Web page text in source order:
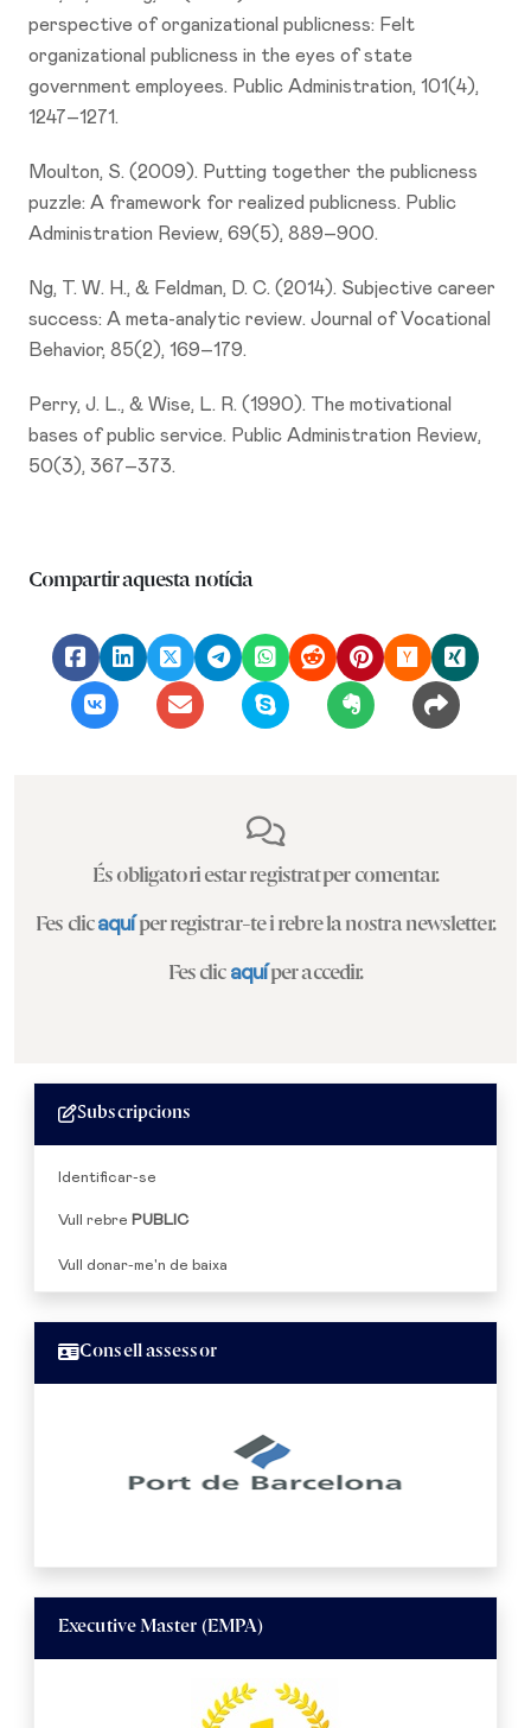
perspective of organizational publicness: Felt
organizational publicness in the eyes of state
government employees. Public Administration, 101(4),
1247–1271.
Moulton, S. (2009). Putting together the publicness
puzzle: A framework for realized publicness. Public
Administration Review, 69(5), 889–900.
Ng, T. W. H., & Feldman, D. C. (2014). Subjective career
success: A meta-analytic review. Journal of Vocational
Behavior, 85(2), 169–179.
Perry, J. L., & Wise, L. R. (1990). The motivational
bases of public service. Public Administration Review,
50(3), 367–373.
Compartir aquesta notícia
És obligatori estar registrat per comentar.
Fes clicaquíper registrar-te i rebre la nostra newsletter.
Fes clic aquíper accedir.
Subscripcions
Identificar-se
Vull rebre PUBLIC
Vull donar-me'n de baixa
Consell assessor
Executive Master (EMPA)